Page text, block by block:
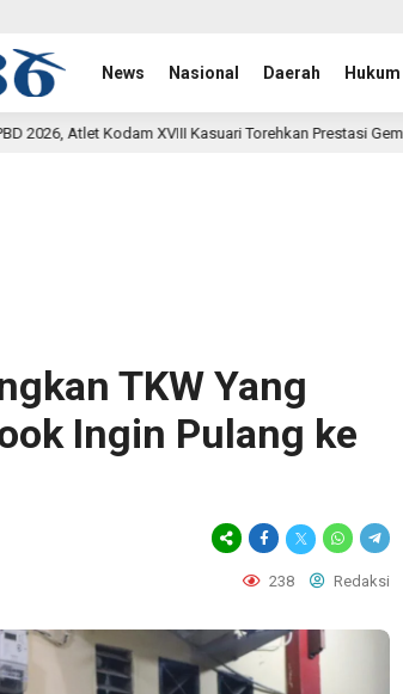
News Nasional Daerah Hukum
Kasuari Torehkan Prestasi Gemilang 23 jam lalu
TKW Yang
Ingin Pulang ke
238 Redaksi